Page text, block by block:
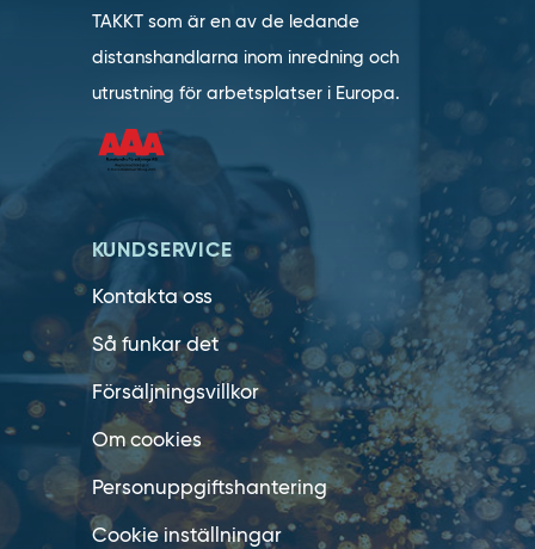
TAKKT som är en av de ledande
distanshandlarna inom inredning och
utrustning för arbetsplatser i Europa.
KUNDSERVICE
Kontakta oss
Så funkar det
Försäljningsvillkor
Om cookies
Personuppgiftshantering
Cookie inställningar